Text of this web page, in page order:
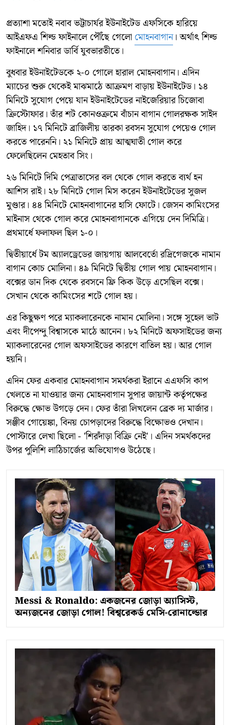
প্রত্যাশা মতোই নবাব ভট্টাচাৰ্যর ইউনাইটেড এফসিকে হারিয়ে
আইএফএ শিল্ড ফাইনালে পৌঁছে গেলো মোহনবাগান। অর্থাৎ শিল্ড
ফাইনালে শনিবার ডার্বি যুবভারতীতে।
বুধবার ইউনাইটেডকে ২-০ গোলে হারাল মোহনবাগান। এদিন
ম্যাচের শুরু থেকেই মাঝমাঠে আক্রমণ বাড়ায় ইউনাইটেড। ১৪
মিনিটে সুযোগ পেয়ে যান ইউনাইটেডের নাইজেরিয়ার চিজোবা
ক্রিস্টোফার। তাঁর শট কোনওক্রমে বাঁচান বাগান গোলরক্ষক সাইদ
জাহিদ। ১৭ মিনিটে ব্রাজিলীয় তারকা রবসন সুযোগ পেয়েও গোল
করতে পারেননি। ২১ মিনিটে প্রায় আত্মঘাতী গোল করে
ফেলেছিলেন মেহতাব সিং।
২৬ মিনিটে দিমি পেত্রাতাসের বল থেকে গোল করতে ব্যর্থ হন
আশিস রাই। ২৮ মিনিটে গোল মিস করেন ইউনাইটেডের সুজল
মুণ্ডার। ৪৪ মিনিটে মোহনবাগানের হাসি ফোটে। জেসন কামিংসের
মাইনাস থেকে গোল করে মোহনবাগানকে এগিয়ে দেন দিমিত্রি।
প্রথমার্ধে ফলাফল ছিল ১-০।
দ্বিতীয়ার্ধে টম অ্যালড্রেডের জায়গায় আলবের্তো রদ্রিগেজকে নামান
বাগান কোচ মোলিনা। ৪৯ মিনিটে দ্বিতীয় গোল পায় মোহনবাগান।
বক্সের ডান দিক থেকে রবসনে ফ্রি কিক উড়ে এসেছিল বক্সে।
সেখান থেকে কামিংসের শটে গোল হয়।
এর কিছুক্ষণ পরে ম্যাকলারেনকে নামান মোলিনা। সঙ্গে সুহেল ভাট
এবং দীপেন্দু বিশ্বাসকে মাঠে আনেন। ৮২ মিনিটে অফসাইডের জন্য
ম্যাকলারেনের গোল অফসাইডের কারণে বাতিল হয়। আর গোল
হয়নি।
এদিন ফের একবার মোহনবাগান সমর্থকরা ইরানে এএফসি কাপ
খেলতে না যাওয়ার জন্য মোহনবাগান সুপার জায়ান্ট কর্তৃপক্ষের
বিরুদ্ধে ক্ষোভ উগড়ে দেন। ফের তাঁরা লিখলেন ব্রেক দ্য মার্জার।
সঞ্জীব গোয়েঙ্কা, বিনয় চোপড়াদের বিরুদ্ধে বিক্ষোভও দেখান।
পোস্টারে লেখা ছিলো - 'শিরদাঁড়া বিক্রি নেই'। এদিন সমর্থকদের
উপর পুলিশি লাঠিচার্জের অভিযোগও উঠেছে।
Messi & Ronaldo: একজনের জোড়া অ্যাসিস্ট,
অন্যজনের জোড়া গোল! বিশ্বরেকর্ড মেসি-রোনাল্ডোর